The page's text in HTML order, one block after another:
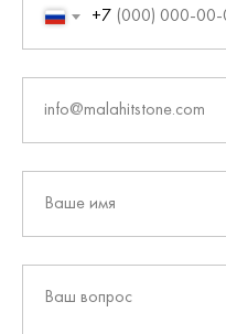
+7
info@malahitstone.com
Ваше имя
Ваш вопрос